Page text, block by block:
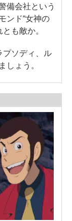
備会社という
ンド“女神の
も敵か。
プソディ、ル
しょう。